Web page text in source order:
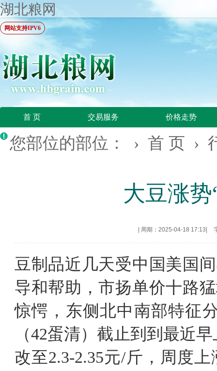
湖北粮网
网站支持IPV6
首 页 交易服务 价格走势
您部位的部位： › 首 页 ›
大豆涨
周期：2025-04-18 17:13
豆制品近几天受中国美国
导和帮助，市扬单价十路
惊愕，东侧北中南部特征
（42蛋清）截止到到最近
改至2.3-2.35元/斤，周度